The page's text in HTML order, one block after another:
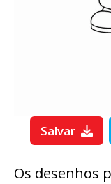
Salvar
Os desenhos